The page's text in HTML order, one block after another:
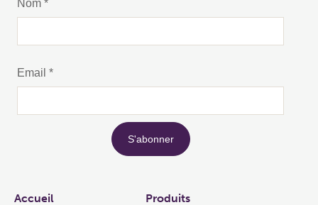
Links
Accueil Produits